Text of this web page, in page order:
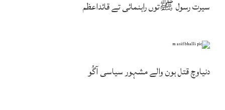
سیرت رسول ﷺتوں راہنمائی تے قائداعظم
دنیاوچ قتل ہون والے مشہور سیاسی آگُو